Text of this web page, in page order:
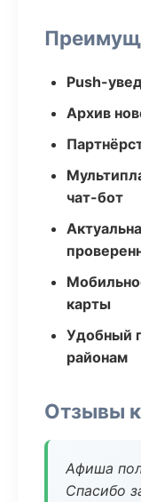
Push-
Архив
чат-бот
карты
Удобный
районам
Отзывы
Афиша
Спасибо